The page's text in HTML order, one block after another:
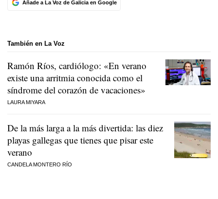
Añade a La Voz de Galicia en Google
También en La Voz
Ramón Ríos, cardiólogo: «En verano
existe una arritmia conocida como el
síndrome del corazón de vacaciones»
LAURA MIYARA
De la más larga a la más divertida: las diez
playas gallegas que tienes que pisar este
verano
CANDELA MONTERO RÍO